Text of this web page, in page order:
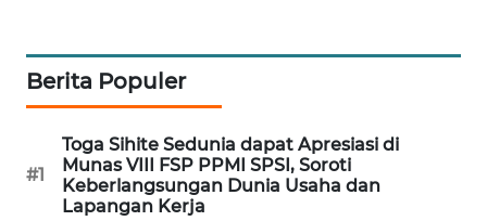
Berita Populer
#1
Toga Sihite Sedunia dapat Apresiasi di
Munas VIII FSP PPMI SPSI, Soroti
Keberlangsungan Dunia Usaha dan
Lapangan Kerja
LAPAK
WAHANA
Wahana